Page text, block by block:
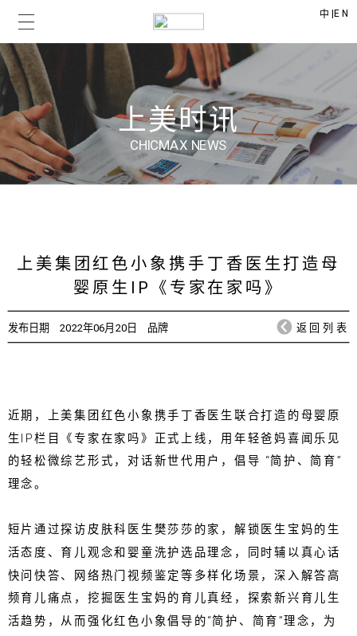
中 |EN
上美时讯
CHICMAX NEWS
上美集团红色小象携手丁香医生打造母
婴原生IP《专家在家吗》
发布日期 2022年06月20日 品牌 返回列表
近期，上美集团红色小象携手丁香医生联合打造的母婴原
生IP栏目《专家在家吗》正式上线，用年轻爸妈喜闻乐见
的轻松微综艺形式，对话新世代用户，倡导 “简护、简育”
理念。
短片通过探访皮肤科医生樊莎莎的家，解锁医生宝妈的生
活态度、育儿观念和婴童洗护选品理念，同时辅以真心话
快问快答、网络热门视频鉴定等多样化场景，深入解答高
频育儿痛点，挖掘医生宝妈的育儿真经，探索新兴育儿生
活趋势，从而强化红色小象倡导的“简护、简育”理念，为